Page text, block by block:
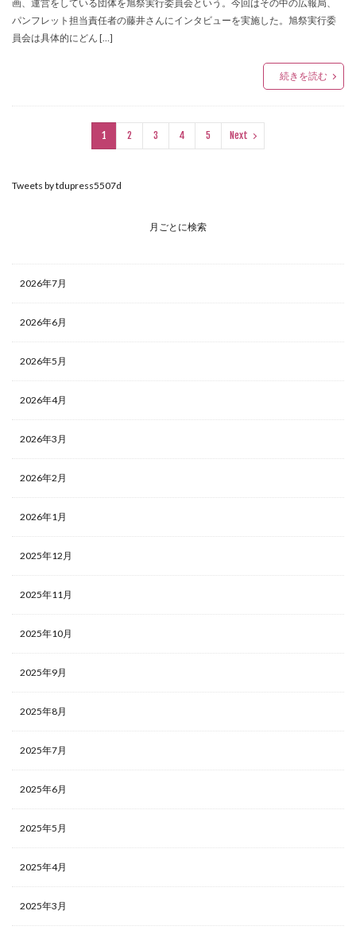
画、運営をしている団体を旭祭実行委員会という。今回はその中の広報局、
パンフレット担当責任者の藤井さんにインタビューを実施した。旭祭実行委
員会は具体的にどん […]
続きを読む
1 2 3 4 5 Next
Tweets by tdupress5507d
月ごとに検索
2026年7月
2026年6月
2026年5月
2026年4月
2026年3月
2026年2月
2026年1月
2025年12月
2025年11月
2025年10月
2025年9月
2025年8月
2025年7月
2025年6月
2025年5月
2025年4月
2025年3月